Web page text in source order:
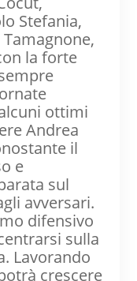
Stefania,
la forte
ottimi
Andrea
il
e
sul
avversari.
difensivo
sulla
Lavorando
crescere